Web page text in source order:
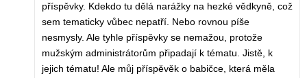
příspěvky. Kdekdo tu dělá narážky na hezké vědkyně, což
sem tematicky vůbec nepatří. Nebo rovnou píše
nesmysly. Ale tyhle příspěvky se nemažou, protože
mužským administrátorům připadají k tématu. Jistě, k
jejich tématu! Ale můj příspěvěk o babičce, která měla